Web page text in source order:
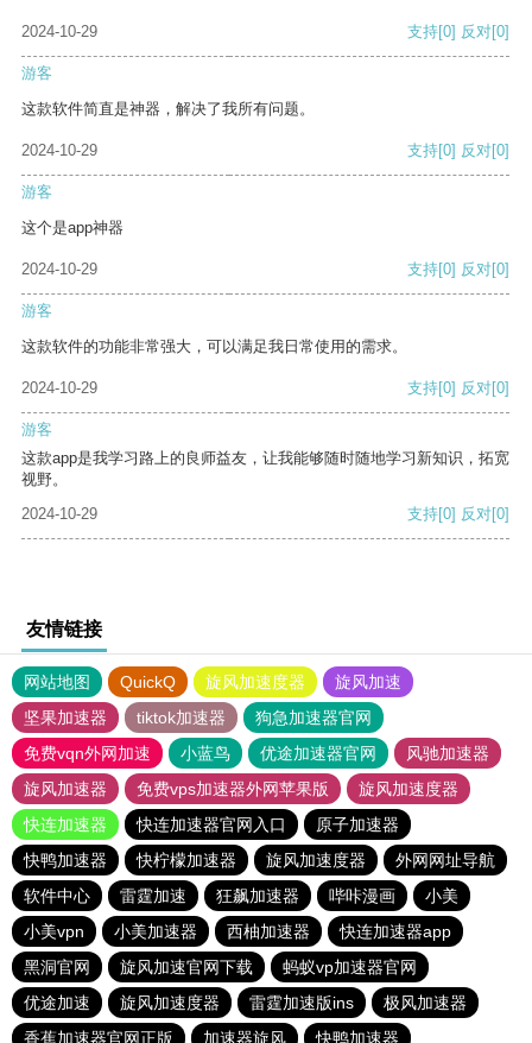
2024-10-29 支持[0] 反对[0]
游客
这款软件简直是神器，解决了我所有问题。
2024-10-29 支持[0] 反对[0]
游客
这个是app神器
2024-10-29 支持[0] 反对[0]
游客
这款软件的功能非常强大，可以满足我日常使用的需求。
2024-10-29 支持[0] 反对[0]
游客
这款app是我学习路上的良师益友，让我能够随时随地学习新知识，拓宽
视野。
2024-10-29
支持[0] 反对[0]
友情链接
网站地图 QuickQ 旋风加速度器
旋风加速
坚果加速器
tiktok加速器
狗急加速器官网
免费vqn外网加速
小蓝鸟 优途加速器官网
风驰加速器
旋风加速器
免费vps加速器外网苹果版
旋风加速度器
快连加速器
快连加速器官网入口
原子加速器
快鸭加速器
快柠檬加速器 旋风加速度器
外网网址导航
软件中心
雷霆加速 狂飙加速器 哔咔漫画
小美
小美vpn
小美加速器 西柚加速器
快连加速器app
黑洞官网
旋风加速官网下载
蚂蚁vp加速器官网
优途加速
旋风加速度器 雷霆加速版ins
极风加速器
香蕉加速器官网正版
加速器旋风 快鸭加速器